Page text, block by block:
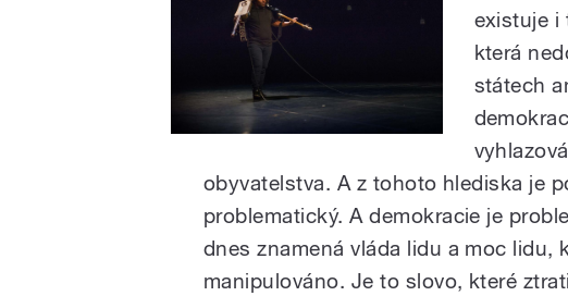
existuje i
která
státech
obyvatelstva. A z tohoto hlediska je
problematický. A demokracie je
dnes znamená vláda lidu a moc lidu,
manipulováno. Je to slovo, které